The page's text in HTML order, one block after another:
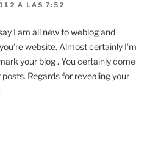
A LAS 7:52
I am all new to weblog and
website. Almost certainly I’m
your blog . You certainly come
Regards for revealing your